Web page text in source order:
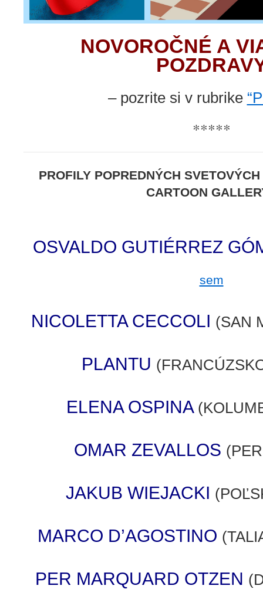
NOVOROČNÉ A
– pozrite si v rubrike
*****
PROFILY POPREDNÝCH
CARTOON
OSVALDO GUTIÉRREZ
sem
NICOLETTA CECCOLI (SAN
PLANTU
ELENA OSPINA
OMAR ZEVALLOS
JAKUB WIEJACKI
MARCO D’AGOSTINO
PER MARQUARD OTZEN